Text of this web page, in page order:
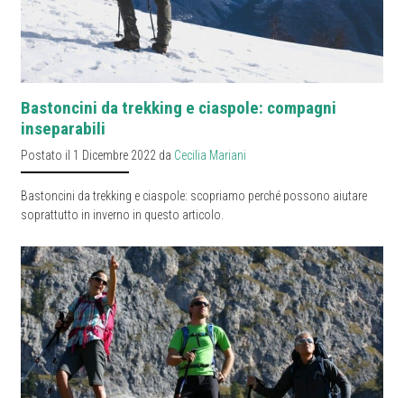
Bastoncini da trekking e ciaspole: compagni
inseparabili
Postato il 1 Dicembre 2022 da Cecilia Mariani
Bastoncini da trekking e ciaspole: scopriamo perché possono aiutare
soprattutto in inverno in questo articolo.